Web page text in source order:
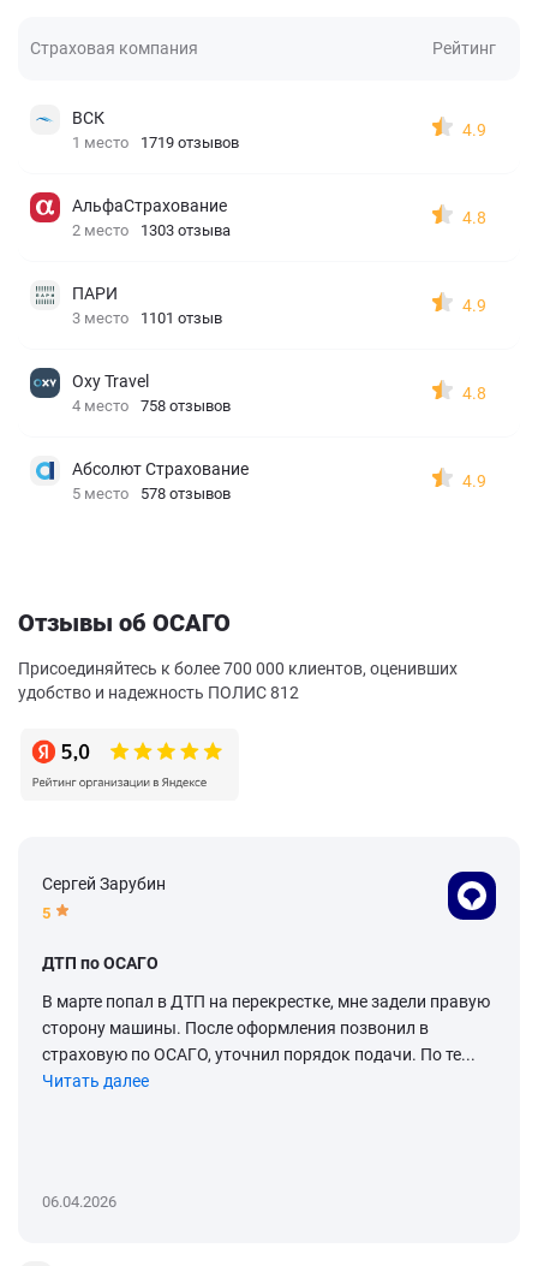
Страховая компания Рейтинг
ВСК
1 место 1719 отзывов
4.9
АльфаСтрахование
2 место 1303 отзыва
4.8
ПАРИ
3 место 1101 отзыв
4.9
Oxy Travel
4 место 758 отзывов
4.8
Абсолют Страхование
5 место 578 отзывов
4.9
Отзывы об ОСАГО
Присоединяйтесь к более 700 000 клиентов, оценивших
удобство и надежность ПОЛИС 812
Сергей Зарубин
5
ДТП по ОСАГО
В марте попал в ДТП на перекрестке, мне задели правую
сторону машины. После оформления позвонил в
страховую по ОСАГО, уточнил порядок подачи. По те...
Читать далее
06.04.2026